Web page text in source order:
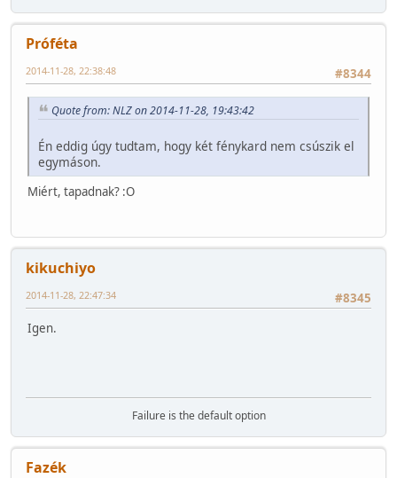
Próféta
#8344
2014-11-28, 22:38:48
Quote from: NLZ on 2014-11-28, 19:43:42
Én eddig úgy tudtam, hogy két fénykard nem csúszik el
egymáson.
Miért, tapadnak? :O
kikuchiyo
#8345
2014-11-28, 22:47:34
Igen.
Failure is the default option
Fazék